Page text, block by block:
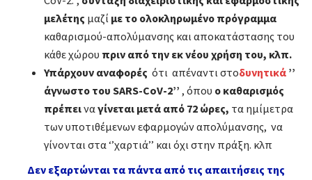
μελέτης μαζί με το ολοκληρωμένο πρόγραμμα
καθαρισμού-απολύμανσης και αποκατάστασης του
κάθε χώρου πριν από την εκ νέου χρήση του, κλπ.
Υπάρχουν αναφορές ότι απέναντι στοδυνητικά ’’
άγνωστο του SARS-CoV-2’’ , όπου ο καθαρισμός
πρέπειναγίνεται μετά από 72 ώρες, τα ημίμετρα
των υποτιθέμενων εφαρμογών απολύμανσης, να
γίνονται στα ‘’χαρτιά’’ και όχι στην πράξη. κλπ
Δεν εξαρτώνται τα πάντα από τις απαιτήσεις της